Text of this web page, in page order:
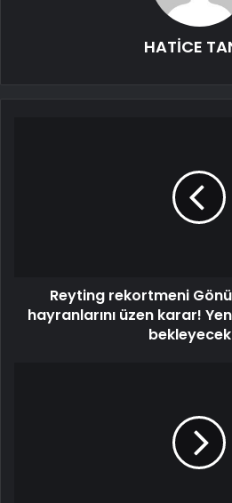
HATİCE
Reyting rekortmeni
hayranlarını üzen karar!